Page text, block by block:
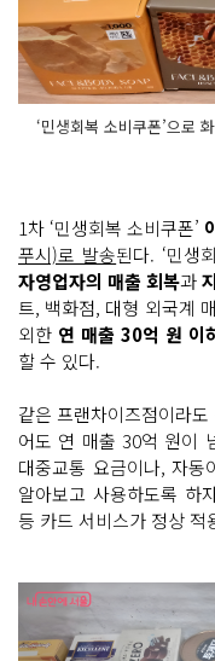
‘민생회복 소비쿠폰’으로
1차 ‘민생회복 소비쿠폰’
푸시)로 발송된다. ‘민생
자영업자의 매출 회복과
트, 백화점, 대형 외국계
외한 연 매출 30억 원 이
할 수 있다.
같은 프랜차이즈점이라
어도 연 매출 30억 원이
대중교통 요금이나, 자
알아보고 사용하도록 하
등 카드 서비스가 정상